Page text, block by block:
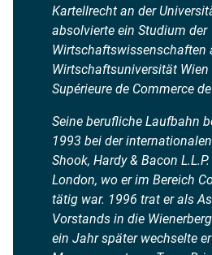
Kartellrecht an der
absolvierte ein Studium der
Wirtschaftswissenschaften
Wirtschaftsuniversität Wien
Supérieure de Commerce
Seine berufliche Laufbahn
1993 bei der
Shook, Hardy & Bacon
London, wo er im Bereich
tätig war. 1996 trat er als
Vorstands in die
ein Jahr später wechselte